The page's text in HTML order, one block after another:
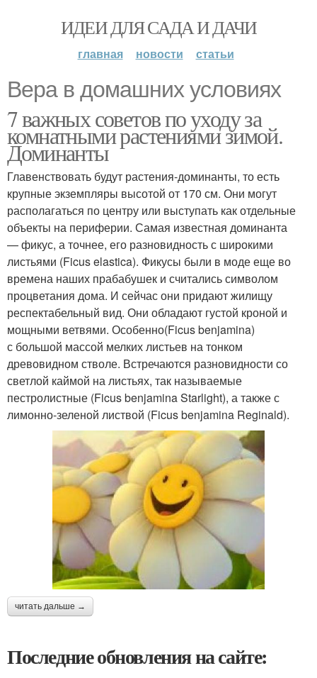
ИДЕИ ДЛЯ САДА И ДАЧИ
главная новости статьи
Вера в домашних условиях
7 важных советов по уходу за
комнатными растениями зимой.
Доминанты
Главенствовать будут растения-доминанты, то есть
крупные экземпляры высотой от 170 см. Они могут
располагаться по центру или выступать как отдельные
объекты на периферии. Самая известная доминанта
— фикус, а точнее, его разновидность с широкими
листьями (Ficus elastica). Фикусы были в моде еще во
времена наших прабабушек и считались символом
процветания дома. И сейчас они придают жилищу
респектабельный вид. Они обладают густой кроной и
мощными ветвями. Особенно(Ficus benjamina)
с большой массой мелких листьев на тонком
древовидном стволе. Встречаются разновидности со
светлой каймой на листьях, так называемые
пестролистные (Ficus benjamina Starlight), а также с
лимонно-зеленой листвой (Ficus benjamina Reginald).
читать дальше →
Последние обновления на сайте: